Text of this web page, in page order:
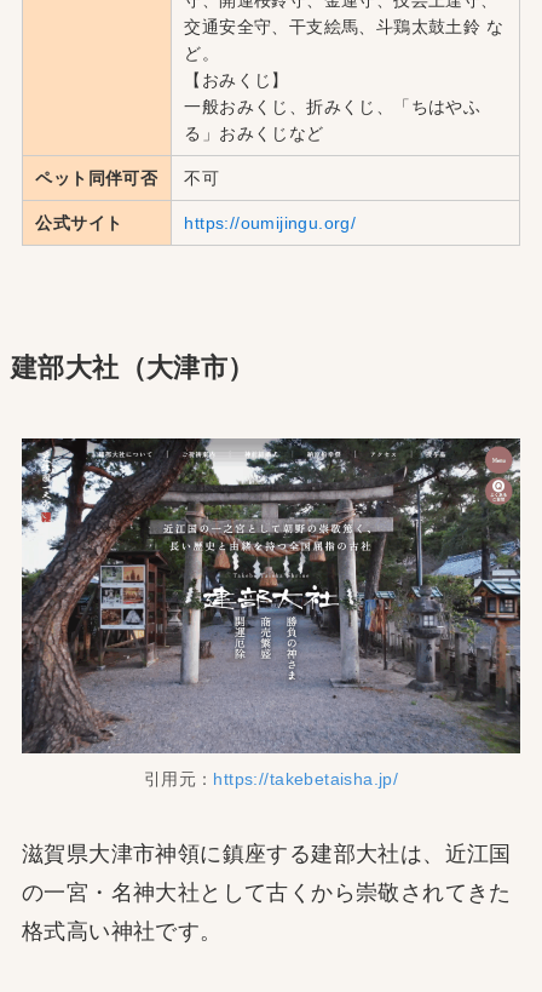
交通安全守、干支絵馬、斗鶏太鼓土鈴 な
ど。
【おみくじ】
一般おみくじ、折みくじ、「ちはやふ
る」おみくじなど
ペット同伴可否 不可
公式サイト https://oumijingu.org/
建部大社（大津市）
引用元： https://takebetaisha.jp/
滋賀県大津市神領に鎮座する建部大社は、近江国
の一宮・名神大社として古くから崇敬されてきた
格式高い神社です。